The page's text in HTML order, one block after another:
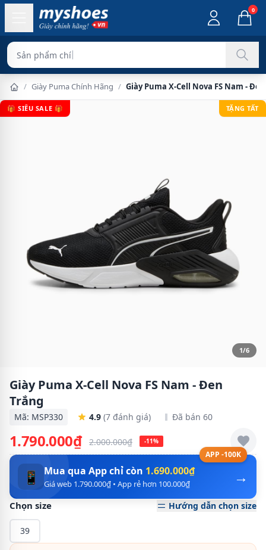
0
Sản phẩm chính hãng 100
/ Giày Puma Chính Hãng / Giày Puma X-Cell Nova FS Nam -
🎁 SIÊU SALE 🎁 TẶNG TẤT
1/6
Giày Puma X-Cell Nova FS Nam - Đen
Trắng
Mã: MSP330 4.9 (7 đánh giá) Đã bán 60
1.790.000₫ 2.000.000₫ -11%
APP -100K
→
📱 Mua qua App chỉ còn 1.690.000₫
Giá web 1.790.000₫ • App rẻ hơn 100.000₫
Chọn size Hướng dẫn chọn size
39